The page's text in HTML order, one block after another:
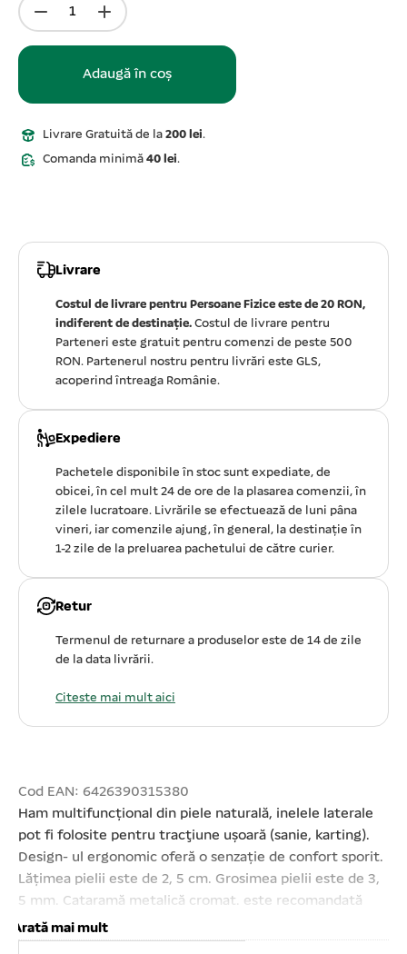
Adaugă în coș
Livrare Gratuită de la 200 lei.
Comanda minimă 40 lei.
Livrare
Costul de livrare pentru Persoane Fizice este de 20 RON,
indiferent de destinație. Costul de livrare pentru
Parteneri este gratuit pentru comenzi de peste 500
RON. Partenerul nostru pentru livrări este GLS,
acoperind întreaga Românie.
Expediere
Pachetele disponibile în stoc sunt expediate, de
obicei, în cel mult 24 de ore de la plasarea comenzii, în
zilele lucratoare. Livrările se efectuează de luni pâna
vineri, iar comenzile ajung, în general, la destinație în
1-2 zile de la preluarea pachetului de către curier.
Retur
Termenul de returnare a produselor este de 14 de zile
de la data livrării.
Citeste mai mult aici
Cod EAN: 6426390315380
Ham multifuncțional din piele naturală, inelele laterale
pot fi folosite pentru tracţiune uşoară (sanie, karting).
Design- ul ergonomic oferă o senzație de confort sporit.
Lățimea pielii este de 2, 5 cm. Grosimea pielii este de 3,
5 mm. Cataramă metalică cromat. este recomandată
pentru câini de talie medie. Adaugă suport adițional la
ridicarea și asistarea câinilor prin dispersarea greutății
Arată mai mult